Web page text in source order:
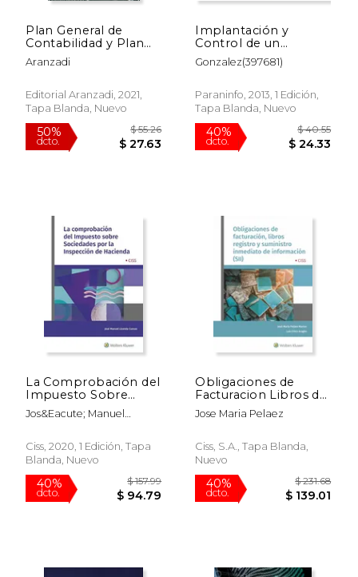
50%
dcto. $ 25.64
50%
dcto. $
Plan General de
Contabilidad y Plan
General de
Contabilidad de
Aranzadi
Editorial Aranzadi, 2021,
Tapa Blanda, Nuevo
Implantación y
Control de un
Sistema Contable
Informatizado (cp -
Profesionalidad)
Gonzalez(397681)
Paraninfo, 2013, 1 Edición,
Tapa Blanda, Nuevo
La Comprobación del
Impuesto Sobre
Sociedades por la
Inspección de
Jos&Eacute; Manuel
Ciss, 2020, 1 Edición, Tapa
Blanda, Nuevo
Obligaciones de
Facturacion Libros de
Registro Suministro
Jose Maria Pelaez
Ciss, S.A., Tapa Blanda,
Nuevo